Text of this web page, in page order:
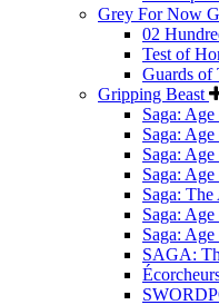
Grey For Now
02
Test of
Guards of
Gripping Beast
Saga:
Saga:
Saga:
Saga:
Saga:
Saga:
Saga:
SAGA: